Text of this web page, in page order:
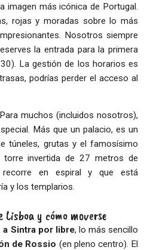
imagen más icónica de Portugal.
rojas y moradas sobre lo más
Nosotros siempre
la entrada para la primera
La gestión de los horarios es
podrías perder el acceso al
Para muchos (incluidos nosotros),
Más que un palacio, es un
túneles, grutas y el famosísimo
torre invertida de 27 metros de
recorre en espiral y que está
y los templarios.
y cómo moverse
Sintra por libre, lo más sencillo
de Rossio (en pleno centro). El